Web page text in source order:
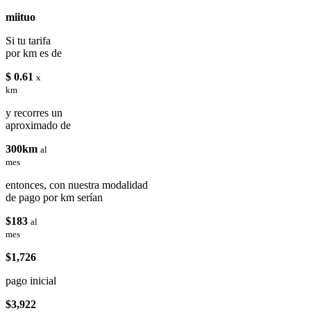
miituo
Si tu tarifa
por km es de
$ 0.61 x
km
y recorres un
aproximado de
300km al
mes
entonces, con nuestra modalidad
de pago por km serían
$183 al
mes
$1,726
pago inicial
$3,922